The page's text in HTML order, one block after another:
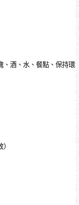
、酒、水、餐點、保持環